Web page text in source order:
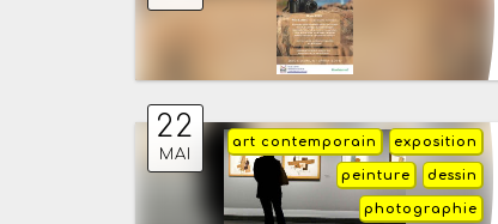
22
MAI
exposition
art contemporain
dessin
peinture
photographie